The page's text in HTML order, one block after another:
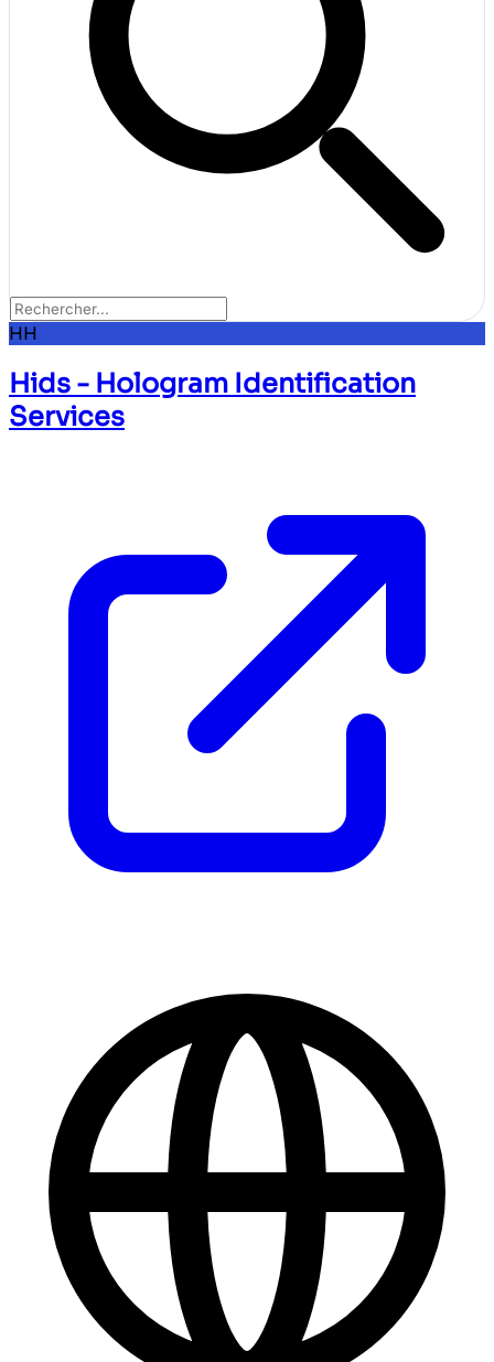
HH
Hids - Hologram Identification
Services